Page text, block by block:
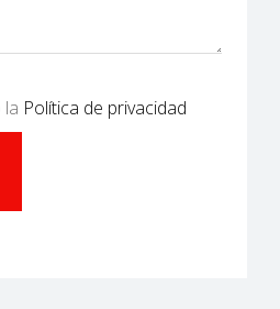
la Política de privacidad